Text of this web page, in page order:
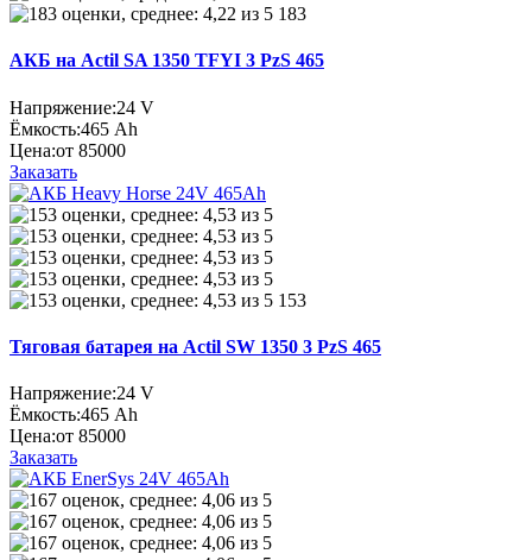
183
АКБ на Actil SA 1350 TFYI 3 PzS 465
Напряжение:24 V
Ёмкость:465 Ah
Цена:от 85000
Заказать
153
Тяговая батарея на Actil SW 1350 3 PzS 465
Напряжение:24 V
Ёмкость:465 Ah
Цена:от 85000
Заказать